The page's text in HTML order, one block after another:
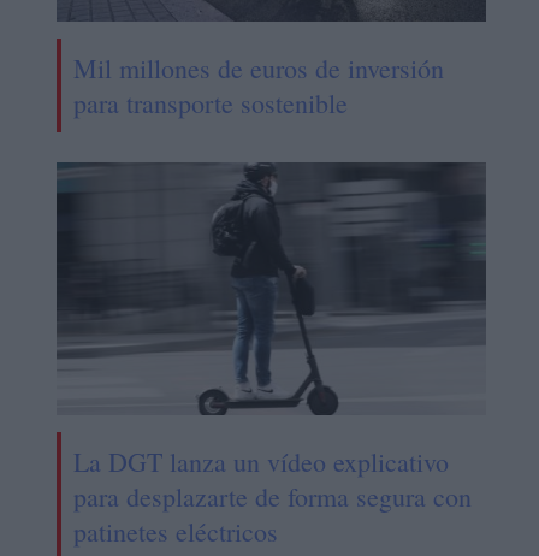
Mil millones de euros de inversión
para transporte sostenible
La DGT lanza un vídeo explicativo
para desplazarte de forma segura con
patinetes eléctricos